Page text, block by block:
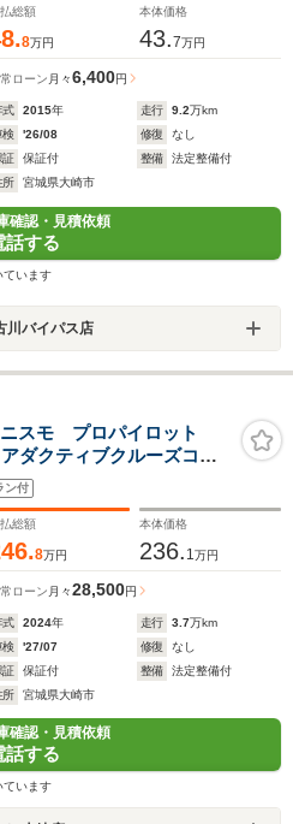
総額
8万円
本体価格
43.7万円
ローン 月々6,400円
式 2015年 走行 9.2万km
検
'26/08 修復
なし
証
保証付 整備
法定整備付
所
宮城県大崎市
確認・見積依頼
話する
ています
川バイパス店
スモ プロパイロット
クティブクルーズコン
ニター ブラインドスポ
ーミラー BOSEサウン
ン付
総額
8万円
本体価格
236. 1 万円
ローン 月々28,500円
式 2024年 走行 3.7万km
検
'27/07 修復
なし
証
保証付 整備
法定整備付
所
宮城県大崎市
確認・見積依頼
話する
ています